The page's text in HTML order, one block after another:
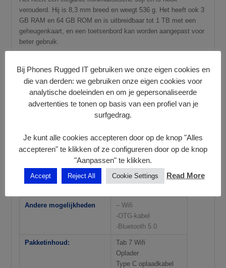
verouderd. Hij is 8,3 mm breed en weegt 536 g. Het heeft ook 3
GB RAM en 64 GB ROM en is uitbreidbaar tot 1 TB met een
geheugenkaart, en een toetsenbord kan worden aangepast voor
beter gebruik.
Scherm: 10″
verwerker: Rockchip RK3326S
6580 mAh
ROM: 64 GB Tot 1 TB
Frontale camera
Achter camera:
2 Mpx
5 Mpx
Andere mogelijkheden
– Wifi
-OTG-kabel
-Bluetooth 5.0
Pakketinhoud:
Tab 7 Wifi
Oplader
Type C oplaadkabel
Bij Phones Rugged IT gebruiken we onze eigen cookies en
die van derden: we gebruiken onze eigen cookies voor
analytische doeleinden en om je gepersonaliseerde
advertenties te tonen op basis van een profiel van je
surfgedrag.
Je kunt alle cookies accepteren door op de knop "Alles
accepteren" te klikken of ze configureren door op de knop
"Aanpassen" te klikken.
Accept Reject All Cookie Settings Read More